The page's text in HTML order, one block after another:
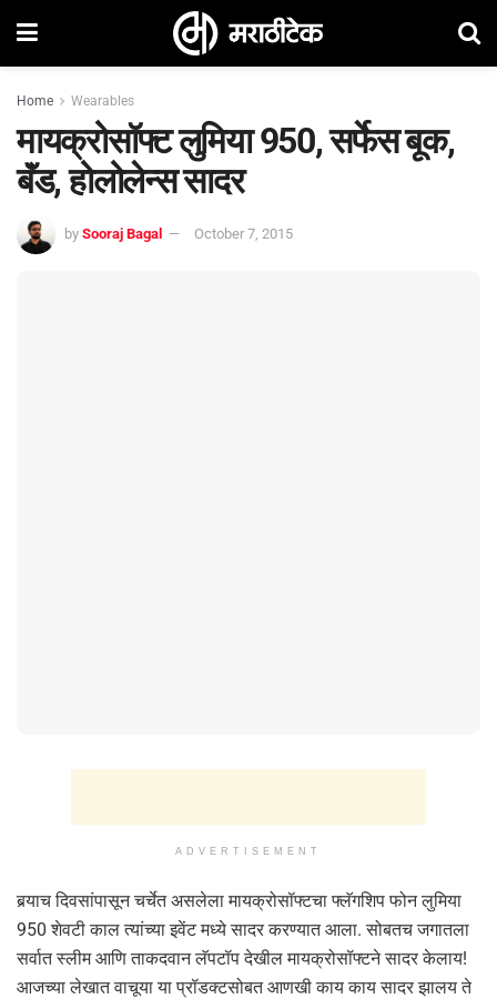
Home Wearables
मायक्रोसॉफ्ट लुमिया 950, सर्फेस बूक,
बॅंड, होलोलेन्स सादर
by Sooraj Bagal October 7, 2015
ADVERTISEMENT
बर्‍याच दिवसांपासून चर्चेत असलेला मायक्रोसॉफ्टचा फ्लॅगशिप फोन लुमिया
950 शेवटी काल त्यांच्या इवेंट मध्ये सादर करण्यात आला. सोबतच जगातला
सर्वात स्लीम आणि ताकदवान लॅपटॉप देखील मायक्रोसॉफ्टने सादर केलाय!
आजच्या लेखात वाचूया या प्रॉडक्टसोबत आणखी काय काय सादर झालय ते